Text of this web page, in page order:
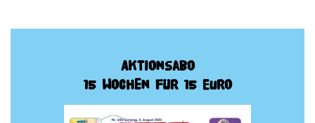
Aktionsabo
15 Wochen für 15 Euro